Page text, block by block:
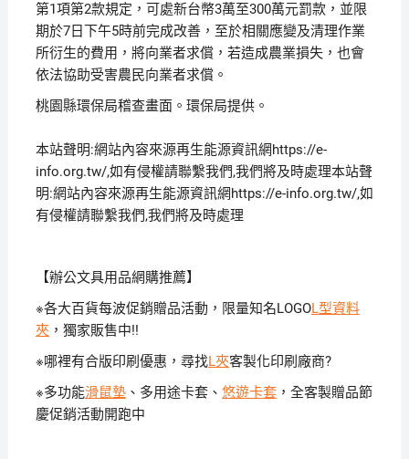
第1項第2款規定，可處新台幣3萬至300萬元罰款，並限
期於7日下午5時前完成改善，至於相關應變及清理作業
所衍生的費用，將向業者求償，若造成農業損失，也會
依法協助受害農民向業者求償。
桃園縣環保局稽查畫面。環保局提供。
本站聲明:網站內容來源再生能源資訊網https://e-
info.org.tw/,如有侵權請聯繫我們,我們將及時處理本站聲
明:網站內容來源再生能源資訊網https://e-info.org.tw/,如
有侵權請聯繫我們,我們將及時處理
【辦公文具用品網購推薦】
※各大百貨每波促銷贈品活動，限量知名LOGOL型資料
夾，獨家販售中!!
※哪裡有合版印刷優惠，尋找L夾客製化印刷廠商?
※多功能滑鼠墊、多用途卡套、 悠遊卡套，全客製贈品節
慶促銷活動開跑中